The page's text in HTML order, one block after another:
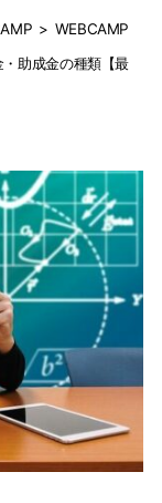
> WEBCAMP
助成金の種類【最